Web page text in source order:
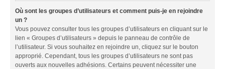
Où sont les groupes d’utilisateurs et comment puis-je en rejoindre
un ?
Vous pouvez consulter tous les groupes d’utilisateurs en cliquant sur le
lien « Groupes d’utilisateurs » depuis le panneau de contrôle de
l’utilisateur. Si vous souhaitez en rejoindre un, cliquez sur le bouton
approprié. Cependant, tous les groupes d’utilisateurs ne sont pas
ouverts aux nouvelles adhésions. Certains peuvent nécessiter une